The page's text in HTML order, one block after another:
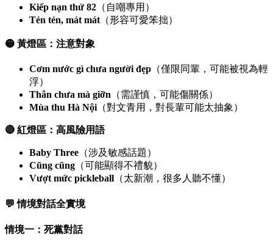
Kiếp nạn thứ 82 （自嘲專用）
Tẻn tẻn, mát mát （形容可愛笨拙）
🟡 黃燈區：注意對象
Cơm nước gì chưa người đẹp （僅限同輩，可能被視為輕
浮）
Thân chưa mà giỡn （需謹慎，可能傷關係）
Mùa thu Hà Nội （對文青用，對長輩可能太抽象）
🔴 紅燈區：高風險用語
Baby Three （涉及敏感話題）
Cũng cũng （可能顯得不禮貌）
Vượt mức pickleball （太新潮，很多人聽不懂）
💬 情境對話全實境
情境一：死黨對話